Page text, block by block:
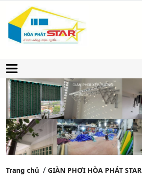
Trang chủ GIÀN PHƠI HÒA PHÁT STAR